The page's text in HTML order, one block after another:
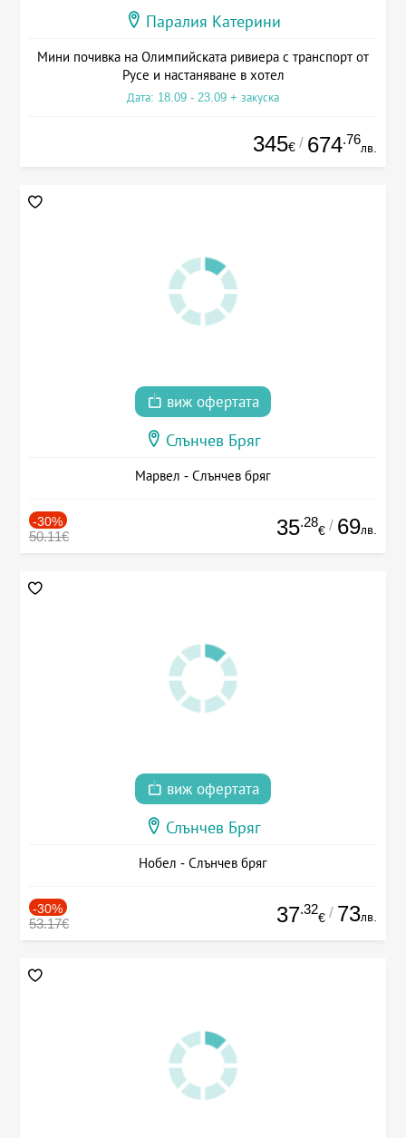
Паралия Катерини
Мини почивка на Олимпийската ривиера с транспорт от
Русе и настаняване в хотел
Дата: 18.09 - 23.09 + закуска
345€ / 674.76
лв.
виж офертата
Слънчев Бряг
Марвел - Слънчев бряг
-30%
50.11€ 35.28
€ / 69лв.
виж офертата
Слънчев Бряг
Нобел - Слънчев бряг
-30%
53.17€ 37.32
€ / 73лв.